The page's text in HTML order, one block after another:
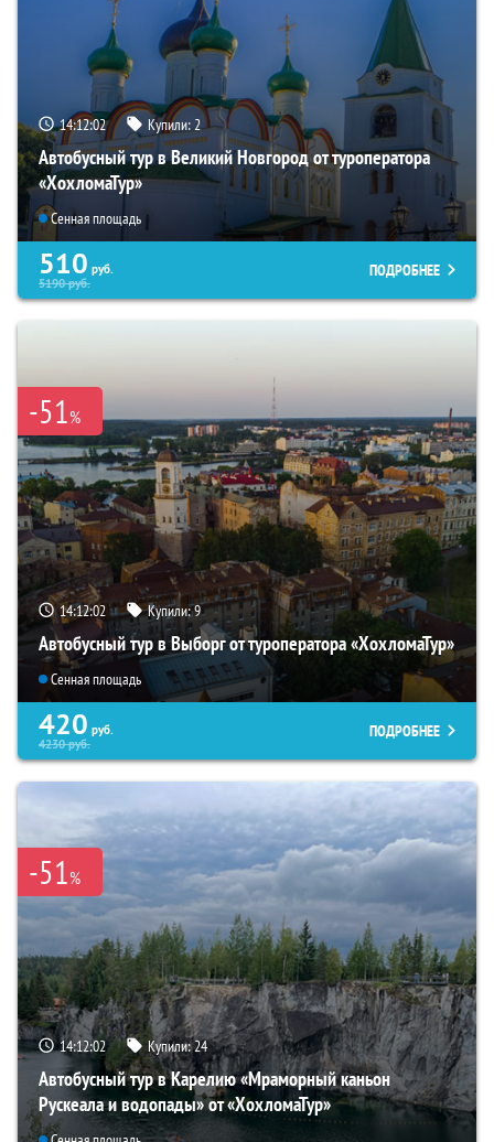
14:12:00 Купили:2
Автобусный тур в Великий Новгород от туроператора
«ХохломаТур»
Сенная площадь
510 руб.
5190руб.
ПОДРОБНЕЕ
-51%
14:12:00 Купили:9
Автобусный тур в Выборг от туроператора «ХохломаТур»
Сенная площадь
420 руб.
4230руб.
ПОДРОБНЕЕ
-51%
14:12:00 Купили:24
Автобусный тур в Карелию «Мраморный каньон
Рускеала и водопады» от «ХохломаТур»